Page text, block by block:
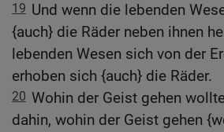
19 Und wenn die lebenden
{auch} die Räder neben ihnen
lebenden Wesen sich von der
erhoben sich {auch} die Räder.
20 Wohin der Geist gehen
dahin, wohin der Geist gehen